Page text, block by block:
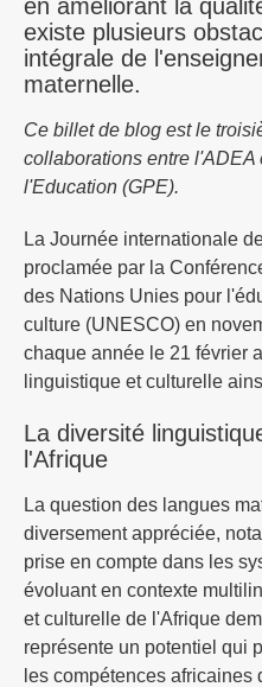
en améliorant la
existe plusieurs
intégrale de
maternelle.
Ce billet de blog est le
collaborations entre
l'Education (GPE).
La Journée internationale
proclamée par la
des Nations Unies pour
culture (UNESCO) en
chaque année le 21 février
linguistique et culturelle
La diversité
l'Afrique
La question des langues
diversement appréciée,
prise en compte dans les
évoluant en contexte
et culturelle de l'Afrique
représente un potentiel qui
les compétences africaines